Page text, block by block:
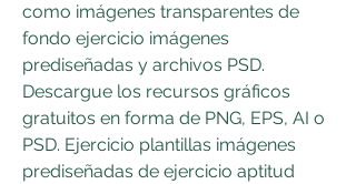
como imágenes transparentes de
fondo ejercicio imágenes
prediseñadas y archivos PSD.
Descargue los recursos gráficos
gratuitos en forma de PNG, EPS, AI o
PSD. Ejercicio plantillas imágenes
prediseñadas de ejercicio aptitud